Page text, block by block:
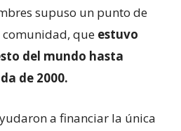
supuso un punto de
que estuvo
del mundo hasta
de 2000.
a financiar la única